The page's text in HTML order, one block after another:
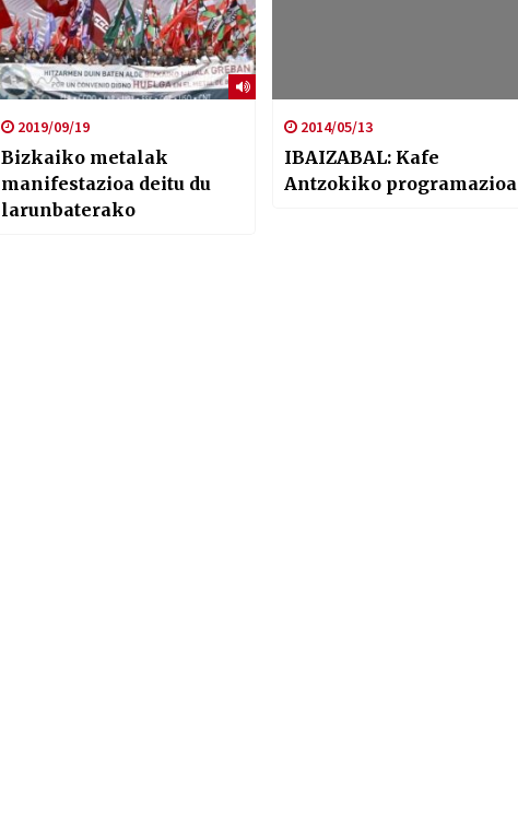
2019/09/19
Bizkaiko metalak
manifestazioa deitu du
larunbaterako
2014/05/13
IBAIZABAL: Kafe
Antzokiko programazioa